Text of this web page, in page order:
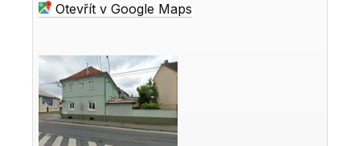
Otevřít v Google Maps